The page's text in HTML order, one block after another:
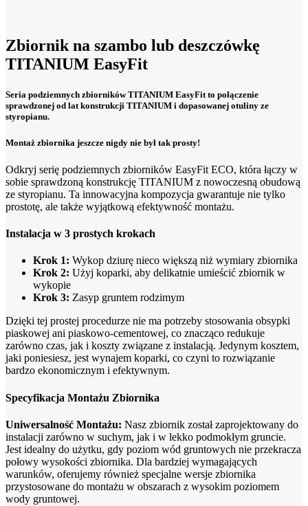
Zbiornik na szambo lub deszczówkę
TITANIUM EasyFit
Seria podziemnych zbiorników TITANIUM EasyFit to połączenie
sprawdzonej od lat konstrukcji TITANIUM i dopasowanej otuliny ze
styropianu.
Montaż zbiornika jeszcze nigdy nie był tak prosty!
Odkryj serię podziemnych zbiorników EasyFit ECO, która łączy w
sobie sprawdzoną konstrukcję TITANIUM z nowoczesną obudową
ze styropianu. Ta innowacyjna kompozycja gwarantuje nie tylko
prostotę, ale także wyjątkową efektywność montażu.
Instalacja w 3 prostych krokach
Krok 1: Wykop dziurę nieco większą niż wymiary zbiornika
Krok 2: Użyj koparki, aby delikatnie umieścić zbiornik w
wykopie
Krok 3: Zasyp gruntem rodzimym
Dzięki tej prostej procedurze nie ma potrzeby stosowania obsypki
piaskowej ani piaskowo-cementowej, co znacząco redukuje
zarówno czas, jak i koszty związane z instalacją. Jedynym kosztem,
jaki poniesiesz, jest wynajem koparki, co czyni to rozwiązanie
bardzo ekonomicznym i efektywnym.
Specyfikacja Montażu Zbiornika
Uniwersalność Montażu: Nasz zbiornik został zaprojektowany do
instalacji zarówno w suchym, jak i w lekko podmokłym gruncie.
Jest idealny do użytku, gdy poziom wód gruntowych nie przekracza
połowy wysokości zbiornika. Dla bardziej wymagających
warunków, oferujemy również specjalne wersje zbiornika
przystosowane do montażu w obszarach z wysokim poziomem
wody gruntowej.